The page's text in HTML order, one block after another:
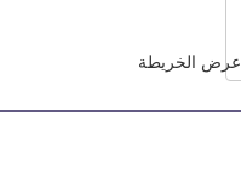
عرض الخريطة